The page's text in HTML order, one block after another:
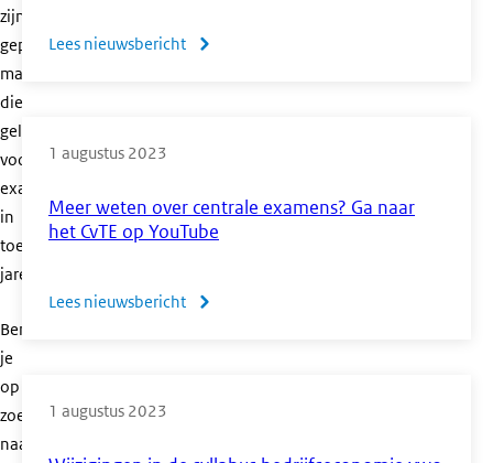
zijn
gepubliceerd,
maar
die
gelden
voor
examens
in
toekomstige
jaren.
Ben
je
op
zoek
naar
Lees nieuwsbericht
over
2026
en
Meer weten over centrale examens? Ga naar
het CvTE op YouTube
1 augustus 2023
Lees nieuwsbericht
over
examens?
1 augustus 2023